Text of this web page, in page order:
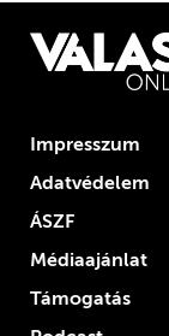
Impresszum
Adatvédelem
ÁSZF
Médiaajánlat
Támogatás